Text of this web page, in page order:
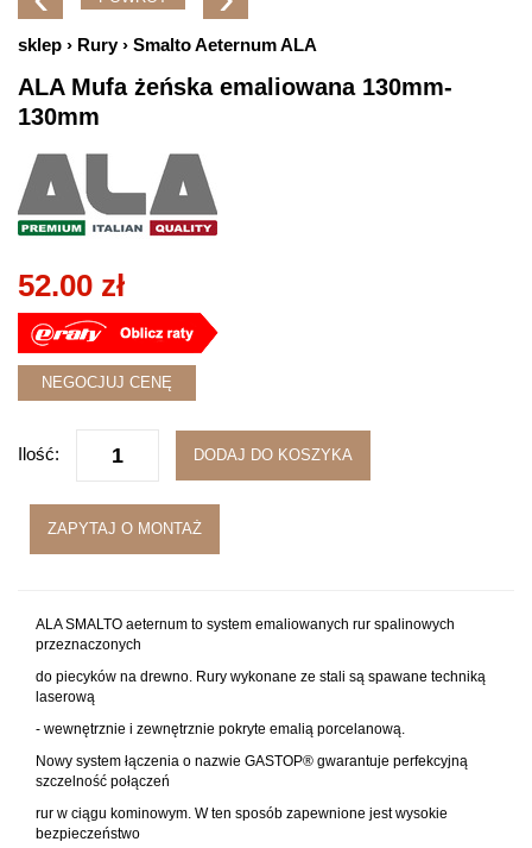
sklep Rury Smalto Aeternum ALA
ALA Mufa żeńska emaliowana 130mm-
130mm
52.00 zł
NEGOCJUJ CENĘ
Ilość: DODAJ DO KOSZYKA
ZAPYTAJ O MONTAŻ
ALA SMALTO aeternum to system emaliowanych rur spalinowych
przeznaczonych
do piecyków na drewno. Rury wykonane ze stali są spawane techniką
laserową
- wewnętrznie i zewnętrznie pokryte emalią porcelanową.
Nowy system łączenia o nazwie GASTOP® gwarantuje perfekcyjną
szczelność połączeń
rur w ciągu kominowym. W ten sposób zapewnione jest wysokie
bezpieczeństwo